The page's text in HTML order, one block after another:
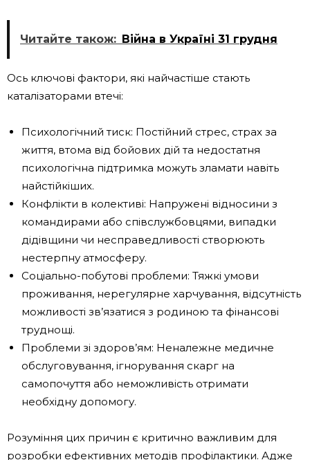
Читайте також: Війна в Україні 31 грудня
Ось ключові фактори, які найчастіше стають
каталізаторами втечі:
Психологічний тиск: Постійний стрес, страх за
життя, втома від бойових дій та недостатня
психологічна підтримка можуть зламати навіть
найстійкіших.
Конфлікти в колективі: Напружені відносини з
командирами або співслужбовцями, випадки
дідівщини чи несправедливості створюють
нестерпну атмосферу.
Соціально-побутові проблеми: Тяжкі умови
проживання, нерегулярне харчування, відсутність
можливості зв’язатися з родиною та фінансові
труднощі.
Проблеми зі здоров’ям: Неналежне медичне
обслуговування, ігнорування скарг на
самопочуття або неможливість отримати
необхідну допомогу.
Розуміння цих причин є критично важливим для
розробки ефективних методів профілактики. Адже